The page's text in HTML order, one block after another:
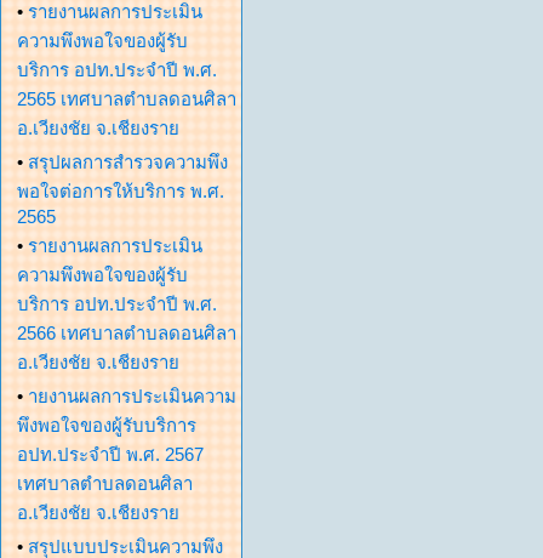
• รายงานผลการประเมิน
ความพึงพอใจของผู้รับ
บริการ อปท.ประจำปี พ.ศ.
2565 เทศบาลตำบลดอนศิลา
อ.เวียงชัย จ.เชียงราย
• สรุปผลการสำรวจความพึง
พอใจต่อการให้บริการ พ.ศ.
2565
• รายงานผลการประเมิน
ความพึงพอใจของผู้รับ
บริการ อปท.ประจำปี พ.ศ.
2566 เทศบาลตำบลดอนศิลา
อ.เวียงชัย จ.เชียงราย
• ายงานผลการประเมินความ
พึงพอใจของผู้รับบริการ
อปท.ประจำปี พ.ศ. 2567
เทศบาลตำบลดอนศิลา
อ.เวียงชัย จ.เชียงราย
• สรุปแบบประเมินความพึง